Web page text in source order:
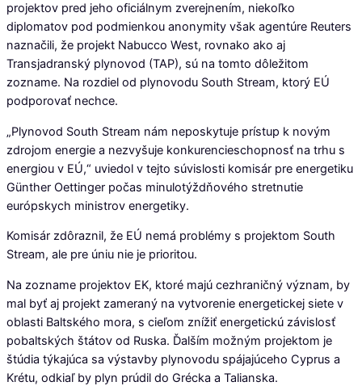
projektov pred jeho oficiálnym zverejnením, niekoľko
diplomatov pod podmienkou anonymity však agentúre Reuters
naznačili, že projekt Nabucco West, rovnako ako aj
Transjadranský plynovod (TAP), sú na tomto dôležitom
zozname. Na rozdiel od plynovodu South Stream, ktorý EÚ
podporovať nechce.
„Plynovod South Stream nám neposkytuje prístup k novým
zdrojom energie a nezvyšuje konkurencieschopnosť na trhu s
energiou v EÚ,“ uviedol v tejto súvislosti komisár pre energetiku
Günther Oettinger počas minulotýždňového stretnutie
európskych ministrov energetiky.
Komisár zdôraznil, že EÚ nemá problémy s projektom South
Stream, ale pre úniu nie je prioritou.
Na zozname projektov EK, ktoré majú cezhraničný význam, by
mal byť aj projekt zameraný na vytvorenie energetickej siete v
oblasti Baltského mora, s cieľom znížiť energetickú závislosť
pobaltských štátov od Ruska. Ďalším možným projektom je
štúdia týkajúca sa výstavby plynovodu spájajúceho Cyprus a
Krétu, odkiaľ by plyn prúdil do Grécka a Talianska.